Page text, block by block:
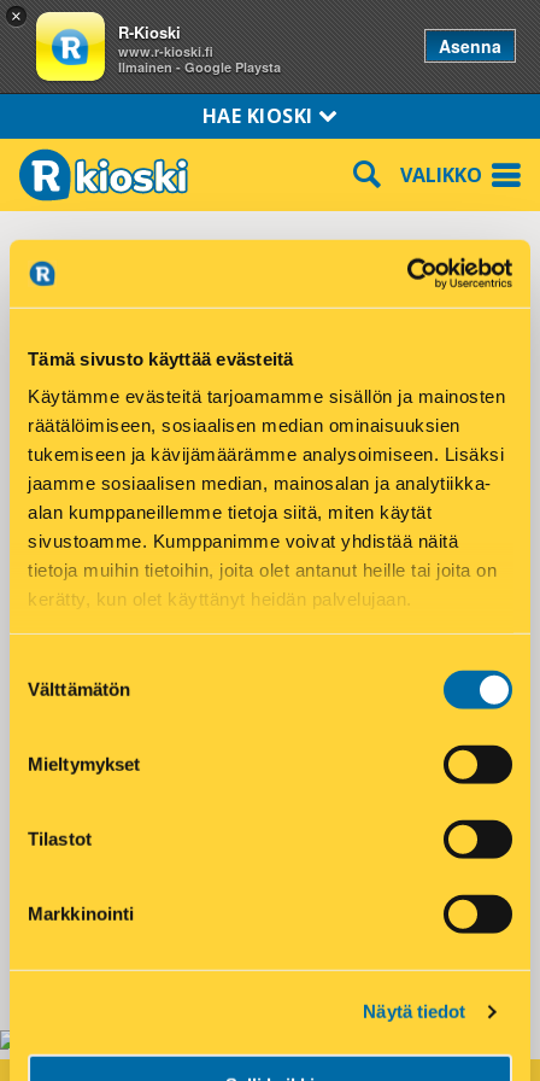
Tämä sivusto käyttää evästeitä
Käytämme evästeitä tarjoamamme sisällön ja mainosten
räätälöimiseen, sosiaalisen median ominaisuuksien
tukemiseen ja kävijämäärämme analysoimiseen. Lisäksi
jaamme sosiaalisen median, mainosalan ja analytiikka-
alan kumppaneillemme tietoja siitä, miten käytät
sivustoamme. Kumppanimme voivat yhdistää näitä
tietoja muihin tietoihin, joita olet antanut heille tai joita on
kerätty, kun olet käyttänyt heidän palvelujaan.
valinta
Välttämätön
Mieltymykset
Tilastot
Markkinointi
Näytä tiedot
×
R-Kioski
www.r-kioski.fi
Ilmainen - Google Playsta
Asenna
HAE KIOSKI
VALIKKO
Nakkila Kauppatie 5
29250 NAKKILA
Puhelin: 050-3736361
Tuotteet ja palvelut:
DHL Express palvelupiste
Hodarit
Matkahuolto pakettipiste
Paistotuotteet
Postnord pakettipiste
Maanantai – Perjantai
Lauantai
Sunnuntai